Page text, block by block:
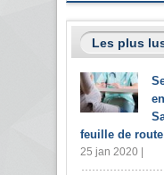
Les plus
feuille de route
25 jan 2020 |